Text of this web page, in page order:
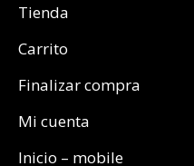
Tienda
Carrito
Finalizar compra
Mi cuenta
Inicio – mobile